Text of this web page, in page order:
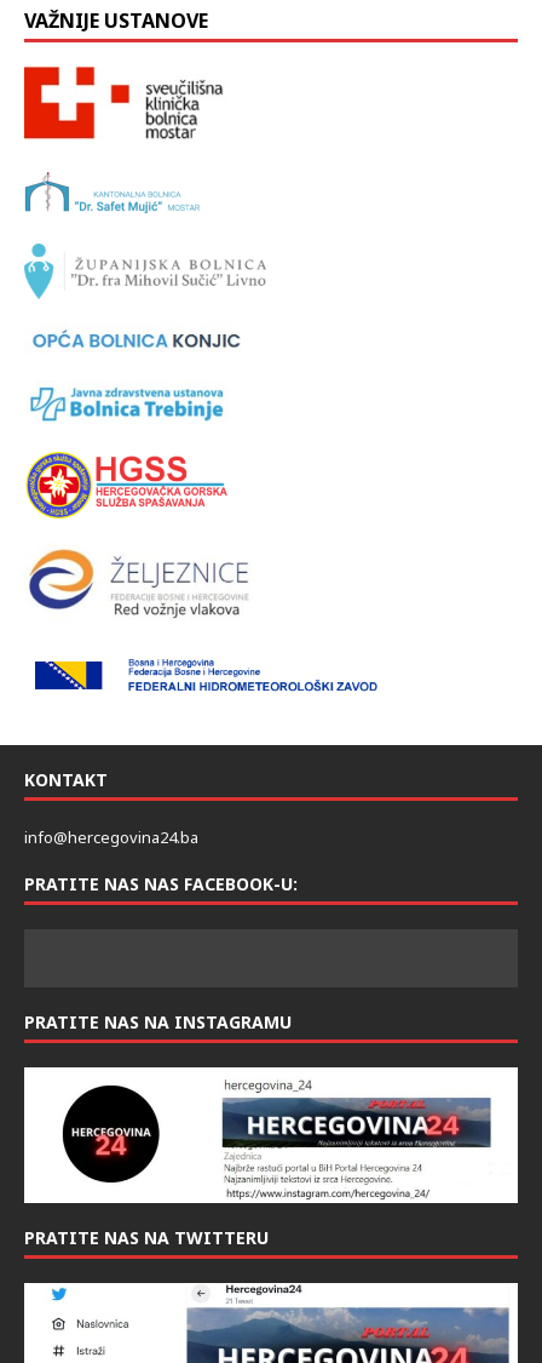
VAŽNIJE USTANOVE
KONTAKT
info@hercegovina24.ba
PRATITE NAS NAS FACEBOOK-U:
PRATITE NAS NA INSTAGRAMU
PRATITE NAS NA TWITTERU